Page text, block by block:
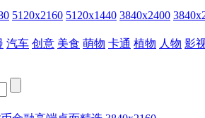
5120x2160 5120x1440 3840x2400
汽车 创意 美食 萌物 卡通 植物 人物 影